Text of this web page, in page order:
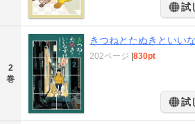
試
2
巻
きつねとたぬきといい
202ページ 830pt
試